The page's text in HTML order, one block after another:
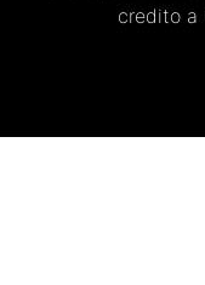
credito a